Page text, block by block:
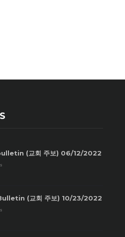
(교회 주보) 06/12/2022
(교회 주보) 10/23/2022